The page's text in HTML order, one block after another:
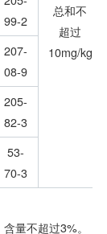
总和不
超过
10mg/kg
99-2
207-
08-9
205-
82-3
53-
70-3
量不超过3%。